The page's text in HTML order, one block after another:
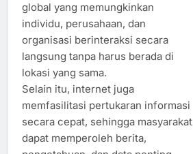
global yang memungkinkan
individu, perusahaan, dan
organisasi berinteraksi secara
langsung tanpa harus berada di
lokasi yang sama.
Selain itu, internet juga
memfasilitasi pertukaran informasi
secara cepat, sehingga masyarakat
dapat memperoleh berita,